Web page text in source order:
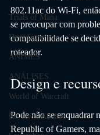
Trials of Mana
Days Gone
ANIMES
ANÁLISES
World of Warcraft
Review e Análise
802.11ac do Wi-Fi,
se preocupar com
compatibilidade se
roteador.
Design e
Pode não se enquadrar
Republic of Gamers,